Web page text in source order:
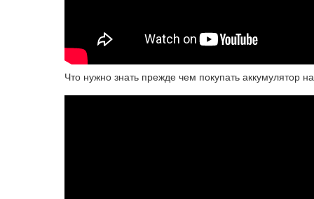
Что нужно знать прежде чем покупать аккумулятор